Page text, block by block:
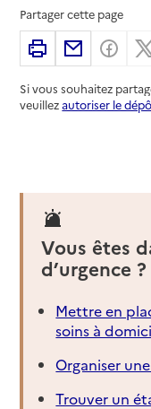
Partager cette page
ImprimerPartager
Si vous souhaitez
veuillezautoriser le
Vous êtes
d’urgence ?
Mettre en
soins à
Organiser
Trouver un